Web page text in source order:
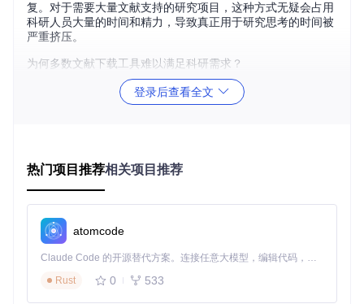
复。对于需要大量文献支持的研究项目，这种方式无疑会占用
科研人员大量的时间和精力，导致真正用于研究思考的时间被
严重挤压。
为何多数文献下载工具难以满足科研需求？
目前市场上存在一些文献下载工具，但很多工具要么功能单
一，仅能实现简单的文献下载，无法满足科研人员对文献信息
制的限制，导致下载过程中断或失败。
传统模拟浏览器方式与解析包发送技术的较量
传统的文献获取工具多采用Selenium模拟浏览器的方式进行操
慢，资源占用较高。而CNKI-download采用了解析包发送技
登录后查看全文
热门项目推荐相关项目推荐
atomcode
Claude Code 的开源替代方案。连接任意大模型，编辑代码，运行命令，自动验证 — 全自动执行。用 Rust 构建，极致性能。 ｜ An open-source alternative to Claude Code. Connect any LLM, edit code, run commands, and verify changes — autonomously. Built in Rust for speed. Get Started
Rust
0 533